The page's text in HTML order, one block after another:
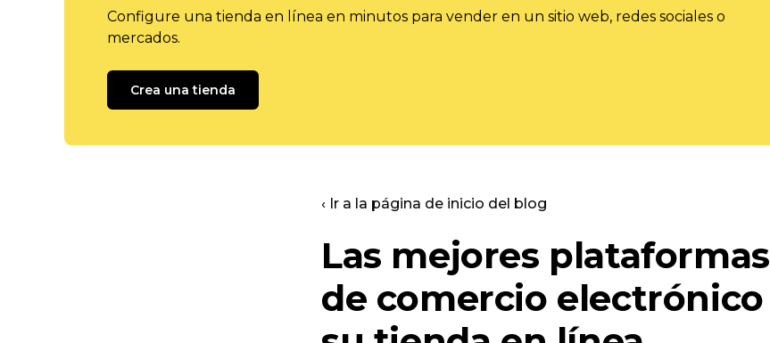
Configure una tienda en línea en minutos para vender en un sitio web, redes sociales o
mercados.
Crea una tienda
‹ Ir a la página de inicio del blog
Las mejores
de comercio electrónico